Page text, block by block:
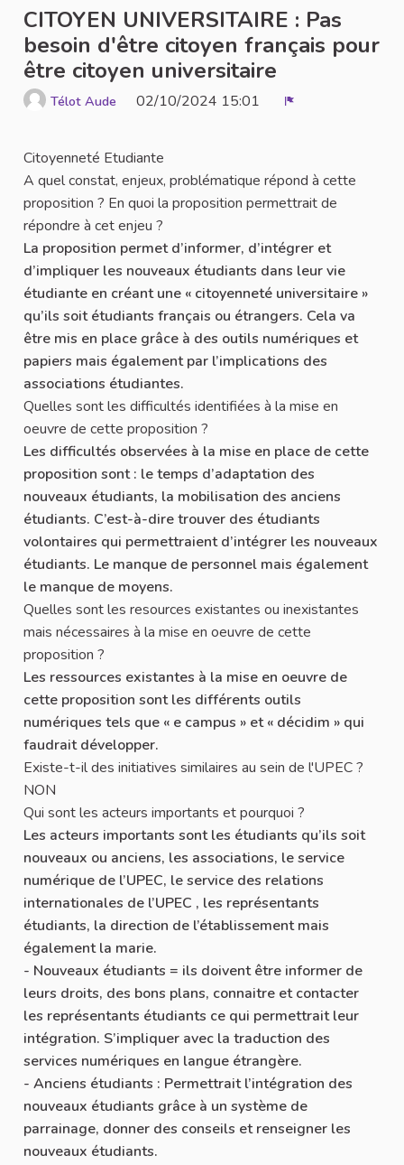
CITOYEN UNIVERSITAIRE : Pas
besoin d'être citoyen français pour
être citoyen universitaire
Télot Aude 02/10/2024 15:01
Citoyenneté Etudiante
A quel constat, enjeux, problématique répond à cette
proposition ? En quoi la proposition permettrait de
répondre à cet enjeu ?
La proposition permet d’informer, d’intégrer et
d’impliquer les nouveaux étudiants dans leur vie
étudiante en créant une « citoyenneté universitaire »
qu’ils soit étudiants français ou étrangers. Cela va
être mis en place grâce à des outils numériques et
papiers mais également par l’implications des
associations étudiantes.
Quelles sont les difficultés identifiées à la mise en
oeuvre de cette proposition ?
Les difficultés observées à la mise en place de cette
proposition sont : le temps d’adaptation des
nouveaux étudiants, la mobilisation des anciens
étudiants. C’est-à-dire trouver des étudiants
volontaires qui permettraient d’intégrer les nouveaux
étudiants. Le manque de personnel mais également
le manque de moyens.
Quelles sont les resources existantes ou inexistantes
mais nécessaires à la mise en oeuvre de cette
proposition ?
Les ressources existantes à la mise en oeuvre de
cette proposition sont les différents outils
numériques tels que « e campus » et « décidim » qui
faudrait développer.
Existe-t-il des initiatives similaires au sein de l'UPEC ?
NON
Qui sont les acteurs importants et pourquoi ?
Les acteurs importants sont les étudiants qu’ils soit
nouveaux ou anciens, les associations, le service
numérique de l’UPEC, le service des relations
internationales de l’UPEC , les représentants
étudiants, la direction de l’établissement mais
également la marie.
- Nouveaux étudiants = ils doivent être informer de
leurs droits, des bons plans, connaitre et contacter
les représentants étudiants ce qui permettrait leur
intégration. S’impliquer avec la traduction des
services numériques en langue étrangère.
- Anciens étudiants : Permettrait l’intégration des
nouveaux étudiants grâce à un système de
parrainage, donner des conseils et renseigner les
nouveaux étudiants.